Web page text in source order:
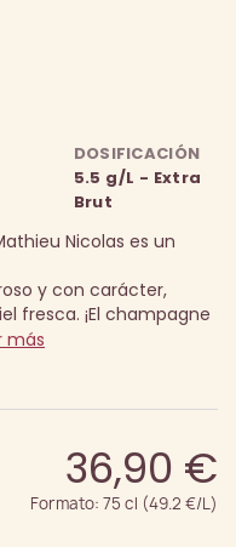
DOSIFICACIÓN
5.5 g/L - Extra
Brut
Nicolas es un
y con carácter,
fresca. ¡El champagne
más
36,90 €
Formato: 75 cl (49.2 €/L)